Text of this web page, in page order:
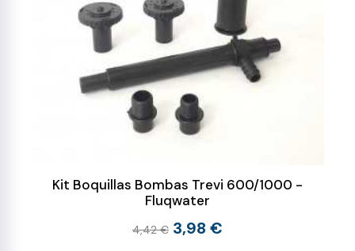
Kit Boquillas Bombas Trevi 600/1000 -
Fluqwater
4,42 € 3,98 €